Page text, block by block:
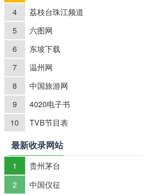
4
荔枝台珠江频道
5
六图网
6
东坡下载
7
温州网
8
中国旅游网
9
4020电子书
10
TVB节目表
最新收录网站
1
贵州茅台
2
中国仪征